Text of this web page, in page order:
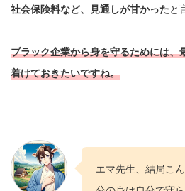
社会保険料など、見通しが甘かったと
ブラック企業から身を守るためには、
着けておきたいですね。
エマ先生、結局こ